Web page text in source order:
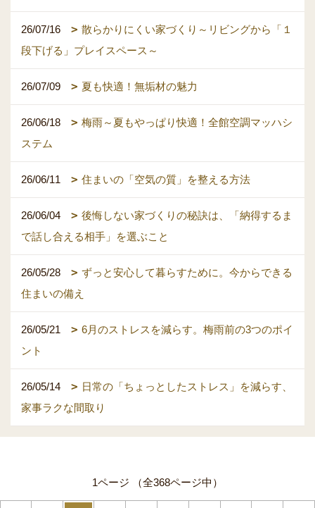
26/07/16
散らかりにくい家づくり～リビングから「１
段下げる」プレイスペース～
26/07/09 夏も快適！無垢材の魅力
26/06/18
梅雨～夏もやっぱり快適！全館空調マッハシ
ステム
26/06/11 住まいの「空気の質」を整える方法
26/06/04
後悔しない家づくりの秘訣は、「納得するま
で話し合える相手」を選ぶこと
26/05/28
ずっと安心して暮らすために。今からできる
住まいの備え
26/05/21
6月のストレスを減らす。梅雨前の3つのポイ
ント
26/05/14
日常の「ちょっとしたストレス」を減らす、
家事ラクな間取り
1ページ （全368ページ中）